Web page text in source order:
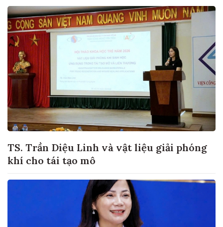
TS. Trần Diệu Linh và vật liệu giải phóng
khí cho tái tạo mô